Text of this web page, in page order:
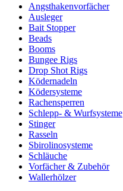
Angsthakenvorfächer
Ausleger
Bait Stopper
Beads
Booms
Bungee Rigs
Drop Shot Rigs
Ködernadeln
Ködersysteme
Rachensperren
Schlepp- & Wurfsysteme
Stinger
Rasseln
Sbirolinosysteme
Schläuche
Vorfächer & Zubehör
Wallerhölzer